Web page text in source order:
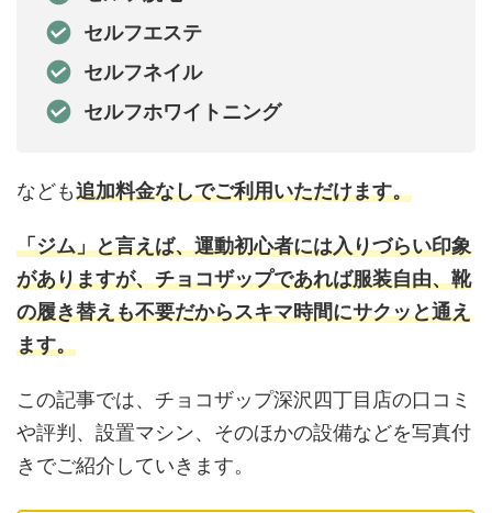
セルフエステ
セルフネイル
セルフホワイトニング
なども追加料金なしでご利用いただけます。
「ジム」と言えば、運動初心者には入りづらい印象
がありますが、チョコザップであれば服装自由、靴
の履き替えも不要だからスキマ時間にサクッと通え
ます。
この記事では、チョコザップ深沢四丁目店の口コミ
や評判、設置マシン、そのほかの設備などを写真付
きでご紹介していきます。